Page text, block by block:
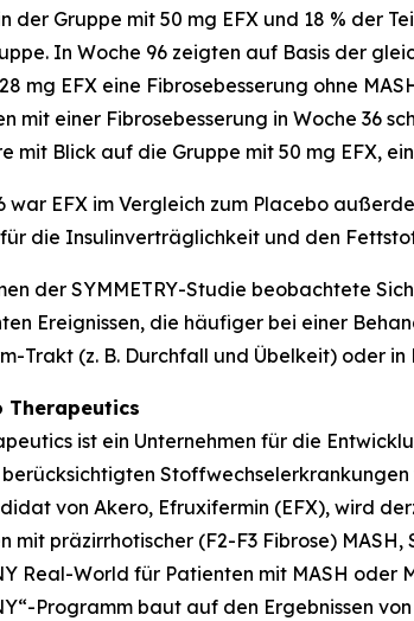
der Gruppe mit 50 mg EFX und 18 % der
In Woche 96 zeigten auf Basis der
mg EFX eine Fibrosebesserung ohne
mit einer Fibrosebesserung in Woche 36
mit Blick auf die Gruppe mit 50 mg EFX,
war EFX im Vergleich zum Placebo
die Insulinverträglichkeit und den
der SYMMETRY-Studie beobachtete
Ereignissen, die häufiger bei einer
Trakt (z. B. Durchfall und Übelkeit) oder
Therapeutics
ist ein Unternehmen für die
berücksichtigten
von Akero, Efruxifermin (EFX), wird
mit präzirrhotischer (F2-F3 Fibrose) MASH,
Real-World für Patienten mit MASH oder
Programm baut auf den Ergebnissen